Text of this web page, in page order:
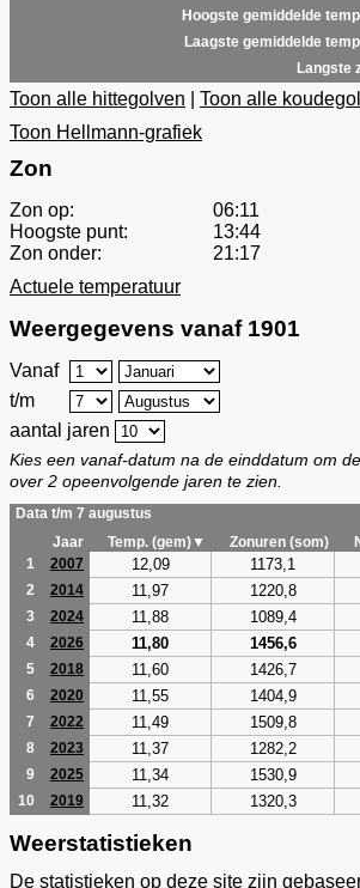
Hoogste gemiddelde
Laagste gemiddelde
Langste
Toon alle hittegolven
Toon alle
Toon Hellmann-grafiek
Zon
Zon op:
06:11
Hoogste punt:
13:44
Zon onder:
21:17
Actuele temperatuur
Weergegevens vanaf 1901
Vanaf
t/m
aantal jaren
Kies een vanaf-datum na de einddatum om
over 2 opeenvolgende jaren te zien.
Data t/m 7 augustus
Jaar
Temp. (gem)▼ Zonuren (som)
1
2007 12,09 1173,1
2 2014 11,97 1220,8
3 2024 11,88 1089,4
4 2026 11,80 1456,6
5 2018 11,60 1426,7
6 2020 11,55 1404,9
7 2022 11,49 1509,8
8 2023 11,37 1282,2
9 2025 11,34 1530,9
10 2019 11,32 1320,3
Weerstatistieken
De statistieken op deze site zijn